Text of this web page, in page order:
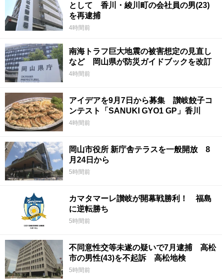
として 香川・綾川町の会社員の男(23)
を再逮捕
4時間前
南海トラフ巨大地震の被害想定の見直し
など 岡山県が防災ガイドブックを改訂
4時間前
アイデアを9月7日から募集 讃岐餃子コ
ンテスト「SANUKI GYO1 GP」香川
4時間前
岡山市役所 新庁舎テラスを一般開放 8
月24日から
5時間前
カマタマーレ讃岐が開幕戦勝利！ 福島
に逆転勝ち
5時間前
不同意性交等未遂の疑いで7月逮捕 高松
市の男性(43)を不起訴 高松地検
5時間前